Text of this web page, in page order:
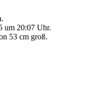
um 20:07 Uhr.
53 cm groß.